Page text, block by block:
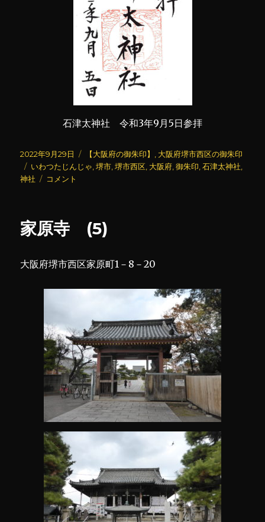
石津太神社 令和3年9月5日参拝
投
稿
日:
2022年9月29日
カ
テ
【大阪府の御朱印】
大阪府堺市西区の御朱印
タ
グ
いわつたじんじゃ ,堺市 ,堺市西区 大阪府 ,御朱印 ,石津太神社
神社
石
社
つ
じ
ゃ)
に
コメント
家原寺 (5)
大阪府堺市西区家原町1－8－20